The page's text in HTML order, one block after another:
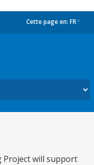
Cette page en: FR
Project will support